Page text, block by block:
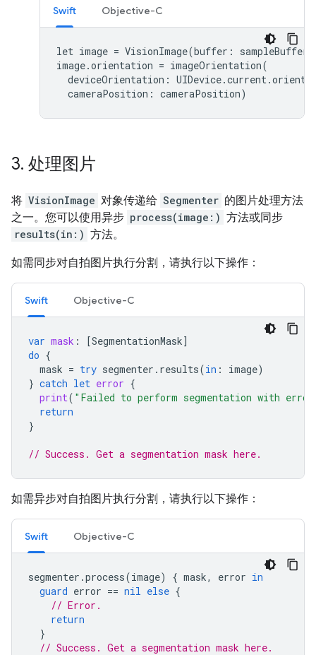
Swift Objective-C
let image = VisionImage(buffer : sampleBuffer
image.orientation = imageOrientation(
deviceOrientation : UIDevice.current.
cameraPosition : cameraPosition)
3. 处理图片
将 VisionImage 对象传递给 Segmenter 的图片处理方法
之一。您可以使用异步 process(image:) 方法或同步
results(in:) 方法。
如需同步对自拍图片执行分割，请执行以下操作：
Swift Objective-C
var mask : [SegmentationMask]
do {
mask = try segmenter . results(in : image)
} catch let error {
print( "Failed to perform segmentation with
return
}
// Success. Get a segmentation mask here.
如需异步对自拍图片执行分割，请执行以下操作：
Swift Objective-C
segmenter .process(image) { mask, error in
guard error == nil else {
// Error.
return
}
// Success. Get a segmentation mask here.